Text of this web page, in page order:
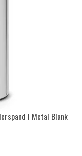
I Metal Blank